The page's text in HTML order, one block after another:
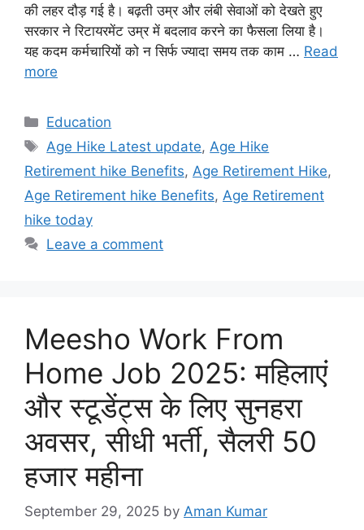
की लहर दौड़ गई है। बढ़ती उम्र और लंबी सेवाओं को देखते हुए
सरकार ने रिटायरमेंट उम्र में बदलाव करने का फैसला लिया है।
यह कदम कर्मचारियों को न सिर्फ ज्यादा समय तक काम … Read
more
Categories
Education
Tags
Age Hike Latest update, Age Hike
Retirement hike Benefits, Age Retirement Hike,
Age Retirement hike Benefits, Age Retirement
hike today
Leave a comment
Meesho Work From
Home Job 2025: महिलाएं
और स्टूडेंट्स के लिए सुनहरा
अवसर, सीधी भर्ती, सैलरी 50
हजार महीना
September 29, 2025 by Aman Kumar